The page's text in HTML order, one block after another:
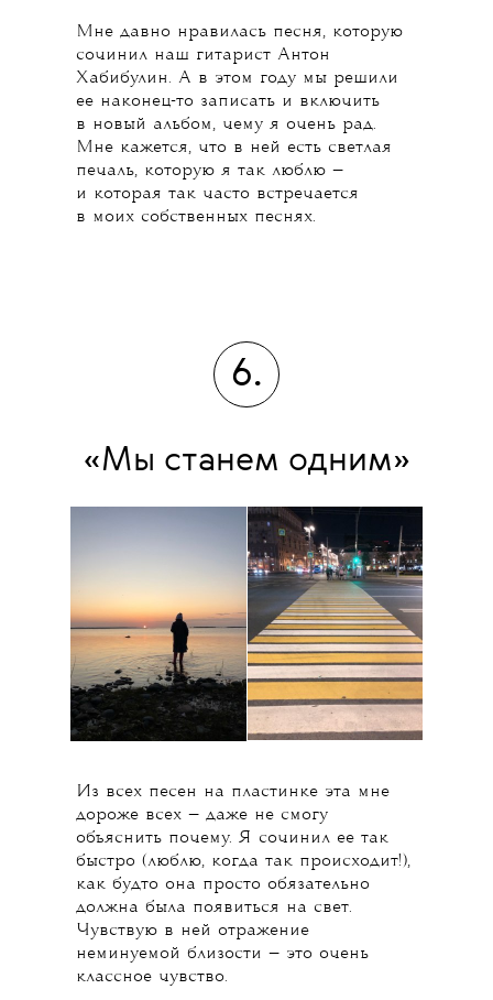
Мне давно нравилась песня, которую
сочинил наш гитарист Антон
Хабибулин. А в этом году мы решили
ее наконец-то записать и включить
в новый альбом, чему я очень рад.
Мне кажется, что в ней есть светлая
печаль, которую я так люблю —
и которая так часто встречается
в моих собственных песнях.
6.
«Мы станем одним»
Из всех песен на пластинке эта мне
дороже всех — даже не смогу
объяснить почему. Я сочинил ее так
быстро (люблю, когда так происходит!),
как будто она просто обязательно
должна была появиться на свет.
Чувствую в ней отражение
неминуемой близости — это очень
классное чувство.